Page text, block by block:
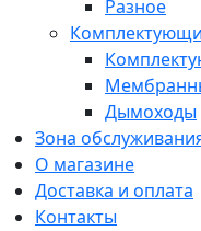
Разное
Дымоходы
Зона
О магазине
Доставка и оплата
Контакты